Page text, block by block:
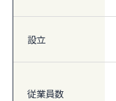
設立
従業員数